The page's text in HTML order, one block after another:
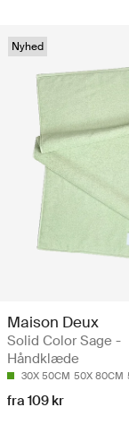
Nyhed
Maison Deux
Solid Color Sage -
Håndklæde
30X 50CM 50X 80CM
fra 109 kr